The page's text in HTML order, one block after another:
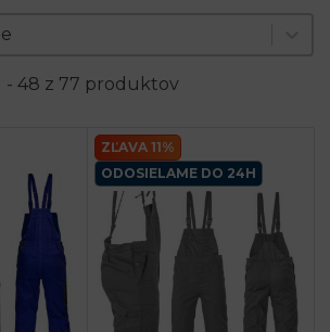
- 48 z 77 produktov
ZĽAVA 11%
ODOSIELAME DO 24H